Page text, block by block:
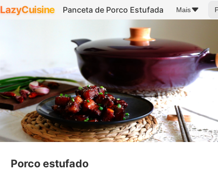
LazyCuisine Panceta de Porco Estufada Mais
Porco estufado